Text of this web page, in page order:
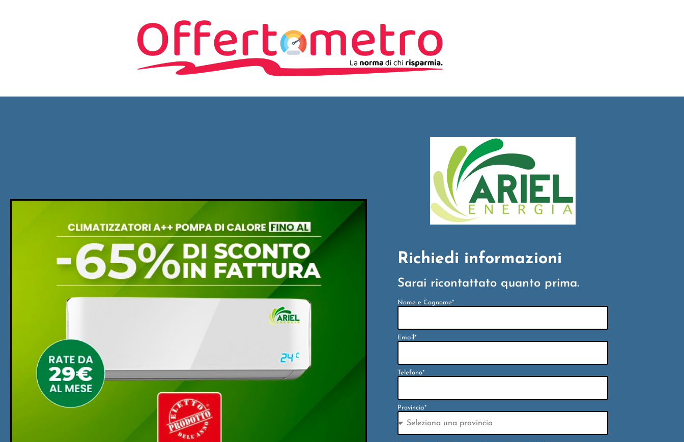
Richiedi informazioni
Sarai ricontattato quanto prima.
Nome e Cognome*
Email*
Telefono*
Provincia*